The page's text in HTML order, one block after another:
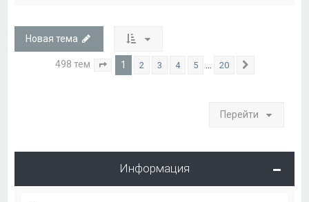
Новая тема
498 тем Страница из 20
1 2 3 4 5 20
Перейти
Информация